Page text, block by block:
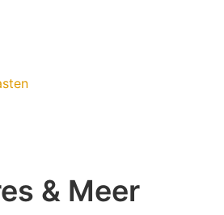
& Meer